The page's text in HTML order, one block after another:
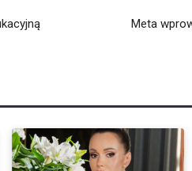
Meta